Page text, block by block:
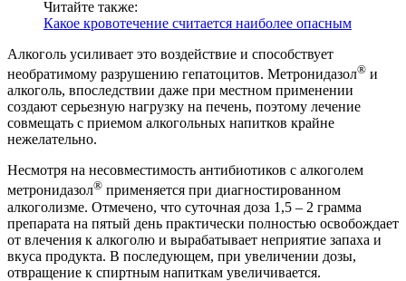
Читайте также:
Какое кровотечение считается наиболее опасным
Алкоголь усиливает это воздействие и способствует
необратимому разрушению гепатоцитов. Метронидазол® и
алкоголь, впоследствии даже при местном применении
создают серьезную нагрузку на печень, поэтому лечение
совмещать с приемом алкогольных напитков крайне
нежелательно.
Несмотря на несовместимость антибиотиков с алкоголем
метронидазол® применяется при диагностированном
алкоголизме. Отмечено, что суточная доза 1,5 – 2 грамма
препарата на пятый день практически полностью освобождает
от влечения к алкоголю и вырабатывает неприятие запаха и
вкуса продукта. В последующем, при увеличении дозы,
отвращение к спиртным напиткам увеличивается.